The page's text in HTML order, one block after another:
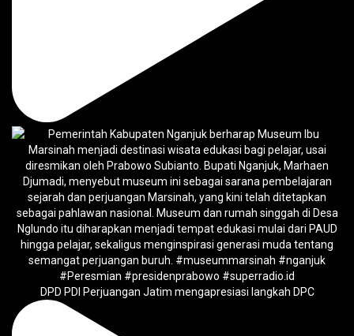
DPD PDI Perjuangan Jatim mengapresiasi langkah DPC